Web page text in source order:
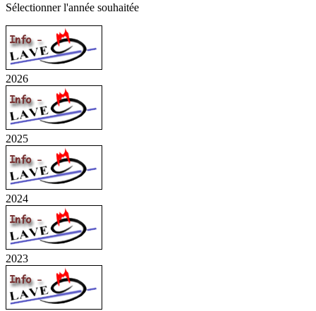
Sélectionner l'année souhaitée
2026
2025
2024
2023